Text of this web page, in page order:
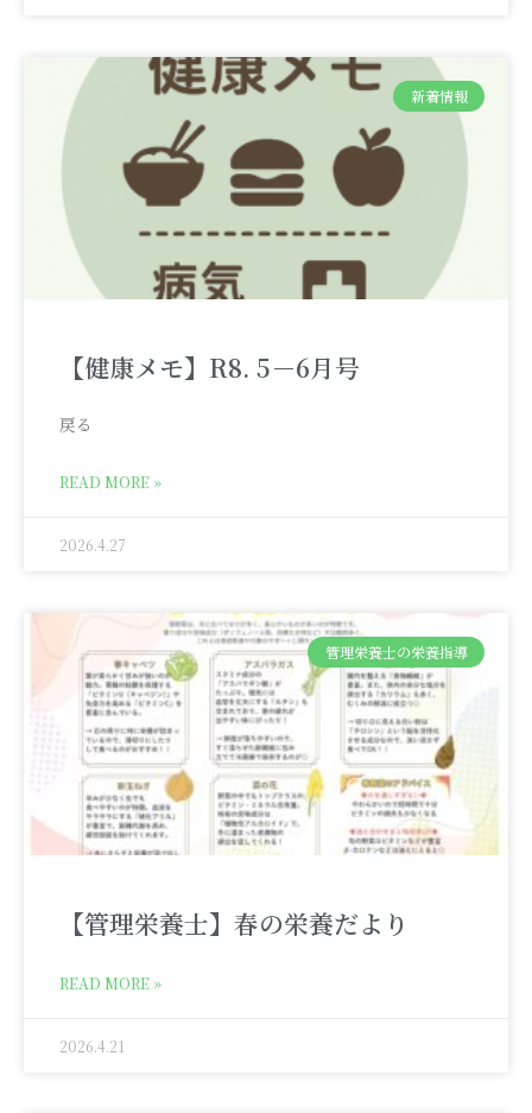
新着情報
【健康メモ】R8. 5－6月号
戻る
READ MORE »
2026.4.27
管理栄養士の栄養指導
【管理栄養士】春の栄養だより
READ MORE »
2026.4.21